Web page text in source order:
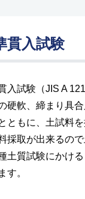
貫入試験
入試験（JIS A
硬軟、締まり具
ともに、土試料
採取が出来るの
土質試験にかけ
す。